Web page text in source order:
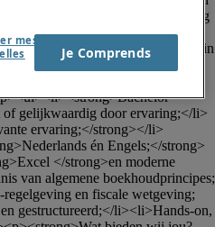
bij de maandafsluiting
samenwerken met de
aan efficiëntere processen in
li><li>Als financiële
afdelingen.</li></ul><p>
gelijkwaardig door ervaring;</li>
ervaring;</strong></li>
én Engels;</strong>
</strong>en moderne
van algemene boekhoudprincipes;
en fiscale wetgeving;
gestructureerd;</li><li>Hands-on,
mes
Je Comprends